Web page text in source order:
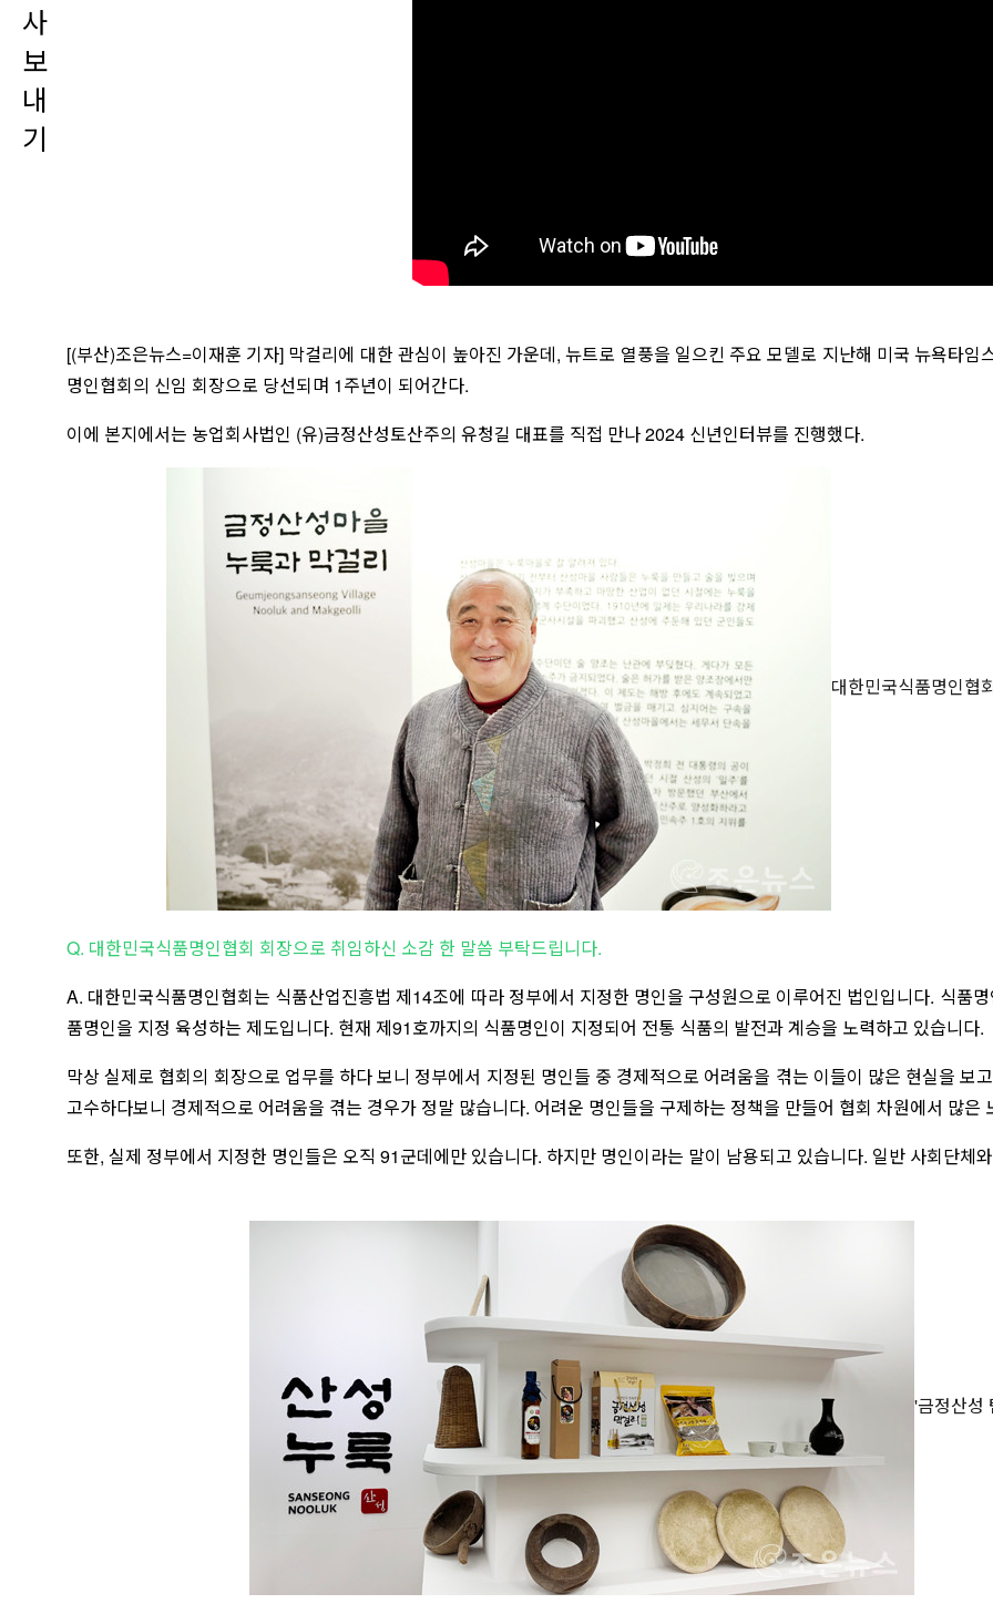
사
보
내
기
[(부산)조은뉴스=이재훈 기자] 막걸리에 대한 관심이 높아진 가운데, 뉴트로 열풍을 일으킨 주요 모델로 지난해 미국 뉴욕타
명인협회의 신임 회장으로 당선되며 1주년이 되어간다.
이에 본지에서는 농업회사법인 (유)금정산성토산주의 유청길 대표를 직접 만나 2024 신년인터뷰를 진행했다.
대한민국식품명인협
Q. 대한민국식품명인협회 회장으로 취임하신 소감 한 말씀 부탁드립니다.
A. 대한민국식품명인협회는 식품산업진흥법 제14조에 따라 정부에서 지정한 명인을 구성원으로 이루어진 법인입니다. 식품
품명인을 지정 육성하는 제도입니다. 현재 제91호까지의 식품명인이 지정되어 전통 식품의 발전과 계승을 노력하고 있습니다.
막상 실제로 협회의 회장으로 업무를 하다 보니 정부에서 지정된 명인들 중 경제적으로 어려움을 겪는 이들이 많은 현실을 보
고수하다보니 경제적으로 어려움을 겪는 경우가 정말 많습니다. 어려운 명인들을 구제하는 정책을 만들어 협회 차원에서 많은
또한, 실제 정부에서 지정한 명인들은 오직 91군데에만 있습니다. 하지만 명인이라는 말이 남용되고 있습니다. 일반 사회단체
'금정산성